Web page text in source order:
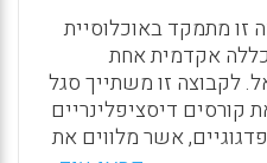
זו מתמקד באוכלוסיית
אקדמית אחת
לקבוצה זו משתייך סגל
קורסים דיסציפלינריים
אשר מלווים את